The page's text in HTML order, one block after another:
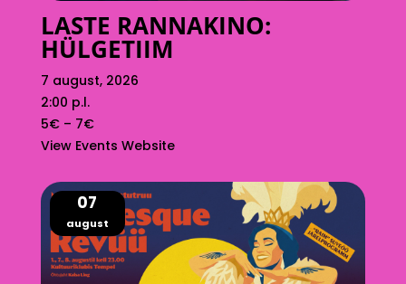
LASTE RANNAKINO:
HÜLGETIIM
7 august, 2026
2:00 p.l.
5€ – 7€
View Events Website
07
august